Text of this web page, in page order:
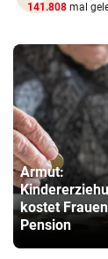
141.808 mal
Armut:
kostet
Pension